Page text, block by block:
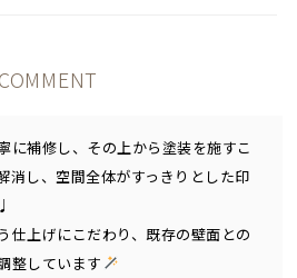
COMMENT
に補修し、その上から塗装を施すこ
消し、空間全体がすっきりとした印
仕上げにこだわり、既存の壁面との
整しています